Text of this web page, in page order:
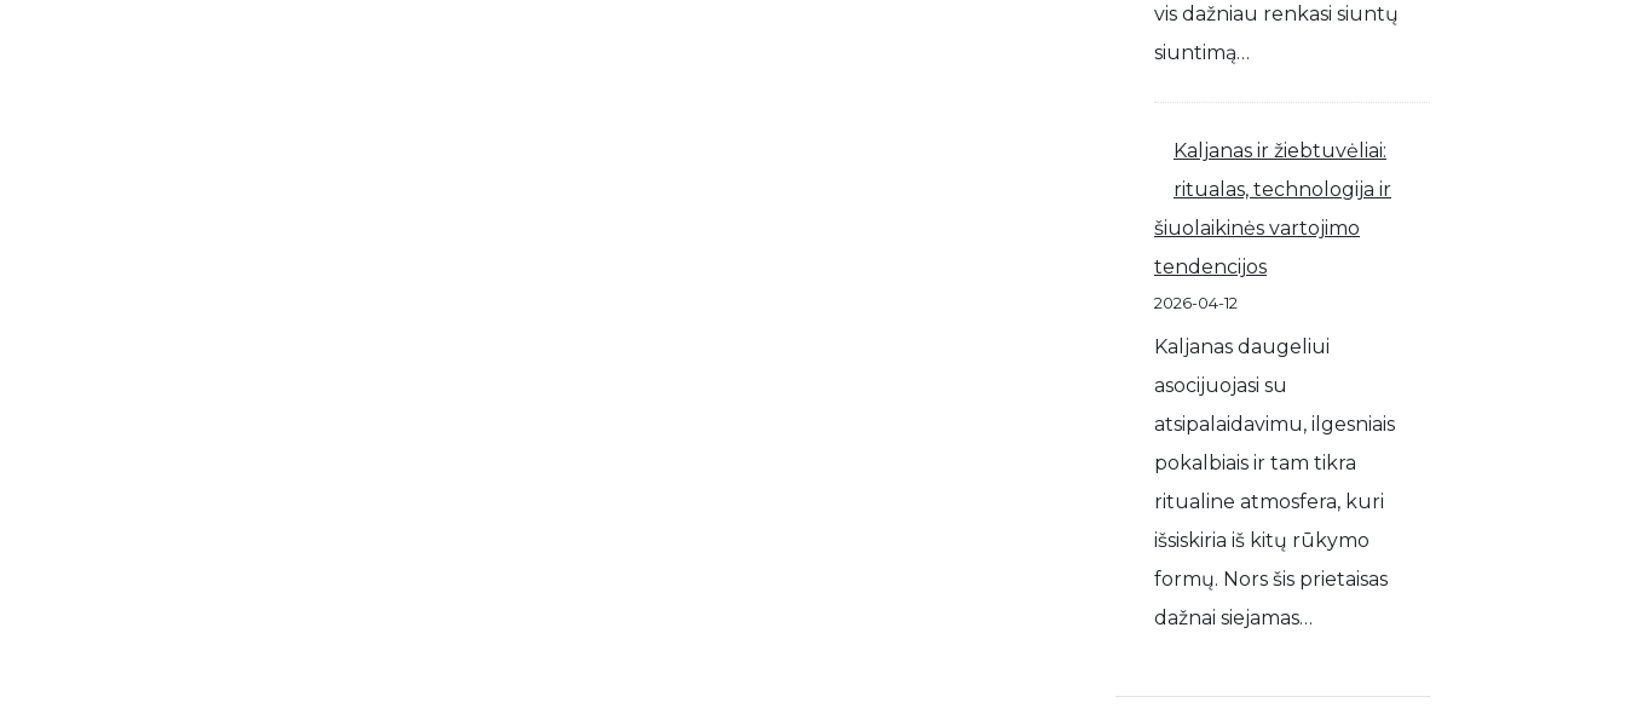
vis dažniau renkasi siuntų
siuntimą…
Kaljanas ir žiebtuvėliai:
ritualas, technologija ir
šiuolaikinės vartojimo
tendencijos
2026-04-12
Kaljanas daugeliui
asocijuojasi su
atsipalaidavimu, ilgesniais
pokalbiais ir tam tikra
ritualine atmosfera, kuri
išsiskiria iš kitų rūkymo
formų. Nors šis prietaisas
dažnai siejamas…